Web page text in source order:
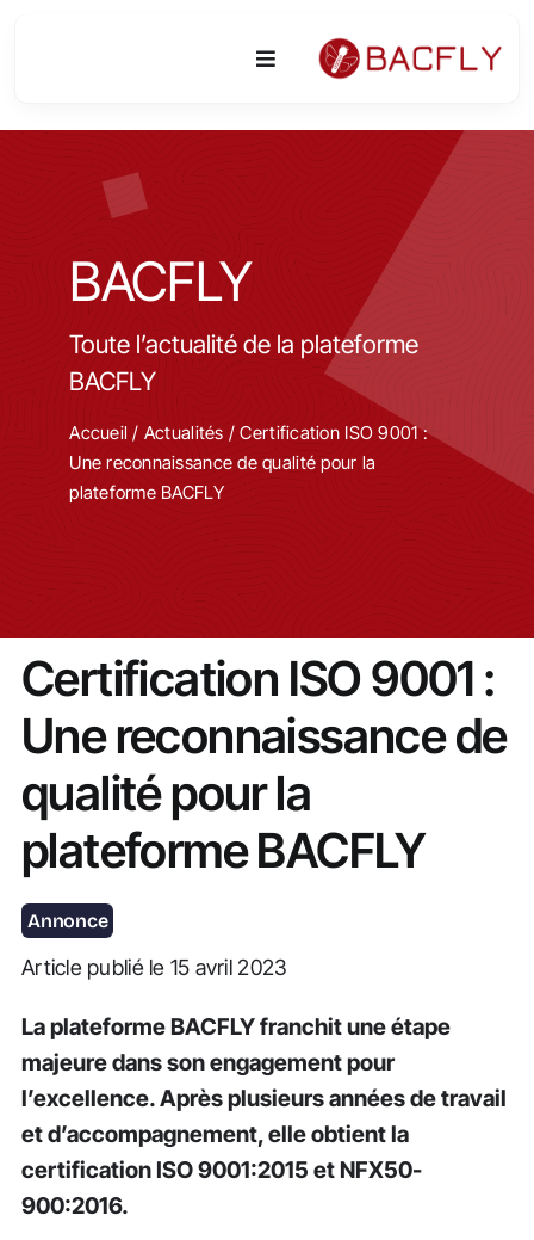
Toggle
Activités
Equipements & Technologies
R&D
Accès
Publications
BACFLY
Toute l’actualité de la plateforme
BACFLY
Accueil / Actualités / Certification ISO 9001 :
Une reconnaissance de qualité pour la
plateforme BACFLY
Certification ISO 9001 :
Une reconnaissance de
qualité pour la
plateforme BACFLY
Annonce
Article publié le 15 avril 2023
La plateforme BACFLY franchit une étape
majeure dans son engagement pour
l’excellence. Après plusieurs années de travail
et d’accompagnement, elle obtient la
certification ISO 9001:2015 et NFX50-
900:2016.